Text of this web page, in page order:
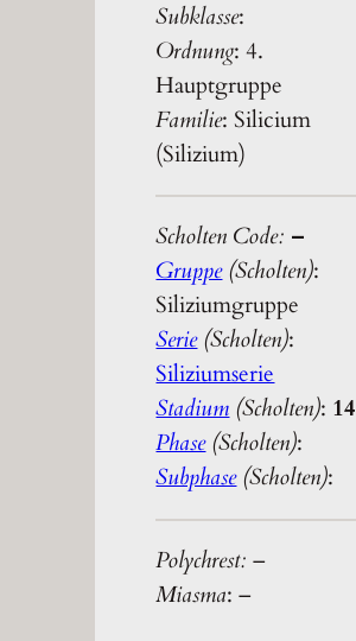
Subklasse:
Ordnung: 4.
Hauptgruppe
Familie: Silicium
(Silizium)
Scholten Code: –
Gruppe(Scholten):
Siliziumgruppe
Serie(Scholten):
Siliziumserie
Stadium(Scholten): 14
Phase(Scholten):
Subphase (Scholten):
Polychrest: –
Miasma: –